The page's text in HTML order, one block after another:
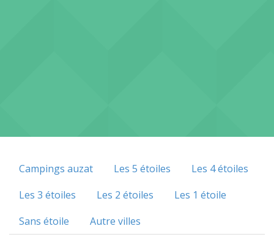
Campings auzat Les 5 étoiles
Les 4 étoiles
Les 3 étoiles
Les 2 étoiles
Les 1 étoile
Sans étoile
Autre villes